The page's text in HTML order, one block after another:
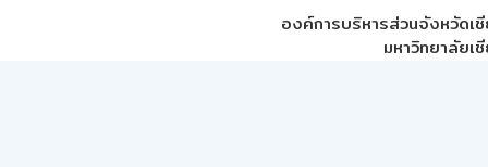
องค์การบริหารส่วนจังหวัดเ
มหาวิทยาลัยเ